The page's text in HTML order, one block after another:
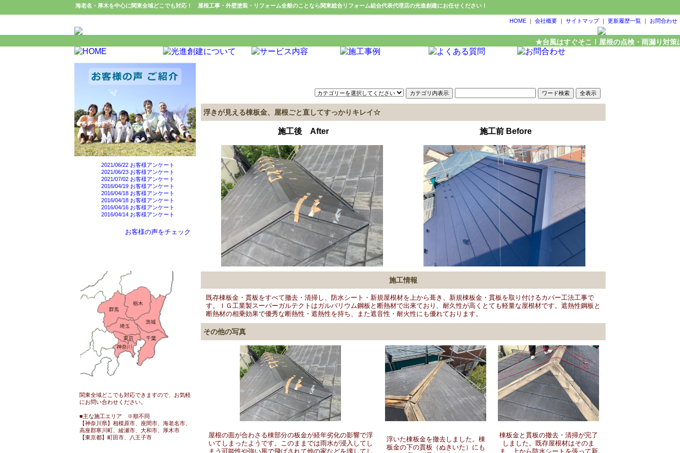
海老名・厚木を中心に関東全域どこでも対応！ 屋根工事・外壁塗装・リフォーム全般のことなら関東総合リフォーム組合代表代理店の光進創建にお任せください！
HOME ｜ 会社概要 ｜ サイトマップ｜ 更新履歴一覧 ｜ お問合わせ
★台風はすぐそこ！屋根の点検・雨漏り対策は
2021/06/22 お客様アンケート
2021/06/23 お客様アンケート
2021/07/02 お客様アンケート
2016/04/19 お客様アンケート
2016/04/18 お客様アンケート
2016/04/18 お客様アンケート
2016/04/16 お客様アンケート
2016/04/14 お客様アンケート
お客様の声をチェック
関東全域どこでも対応できますので、お気軽
にお問い合わせください。
■主な施工エリア ※順不同
【神奈川県】相模原市、座間市、海老名市、
高座郡寒川町、綾瀬市、大和市、厚木市
【東京都】町田市、八王子市
浮きが見える棟板金、屋根ごと直してすっかりキレイ☆
施工後 After 施工前 Before
施工情報
既存棟板金・貫板をすべて撤去・清掃し、防水シート・新規屋根材を上から葺き、新規棟板金・貫板を取り付けるカバー工法工事で
す。ＩＧ工業製スーパーガルテクトはガルバリウム鋼板と断熱材で出来ており、耐久性が高くとても軽量な屋根材です。遮熱性鋼板と
断熱材の相乗効果で優秀な断熱性・遮熱性を持ち、また遮音性・耐火性にも優れております。
その他の写真
屋根の面が合わさる棟部分の板金が経年劣化の影響で浮
いてしまったようです。このままでは雨水が浸入してし
まう可能性や強い風で飛ばされて他の家などを壊してし
浮いた棟板金を撤去しました。棟
板金の下の貫板（ぬきいた）にも
棟板金と貫板の撤去・清掃が完了
しました。既存屋根材はそのま
ま、上から防水シートを張って新